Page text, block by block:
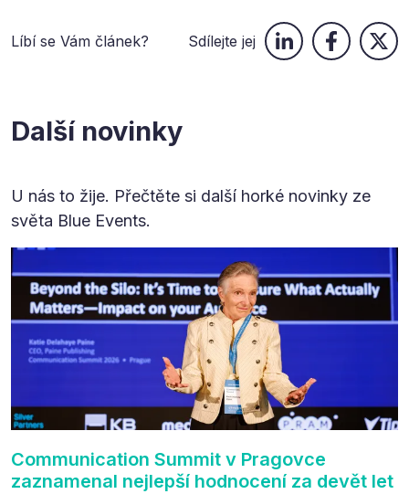
Líbí se Vám článek? Sdílejte jej
Další novinky
U nás to žije. Přečtěte si další horké novinky ze
světa Blue Events.
Communication Summit v Pragovce
zaznamenal nejlepší hodnocení za devět let